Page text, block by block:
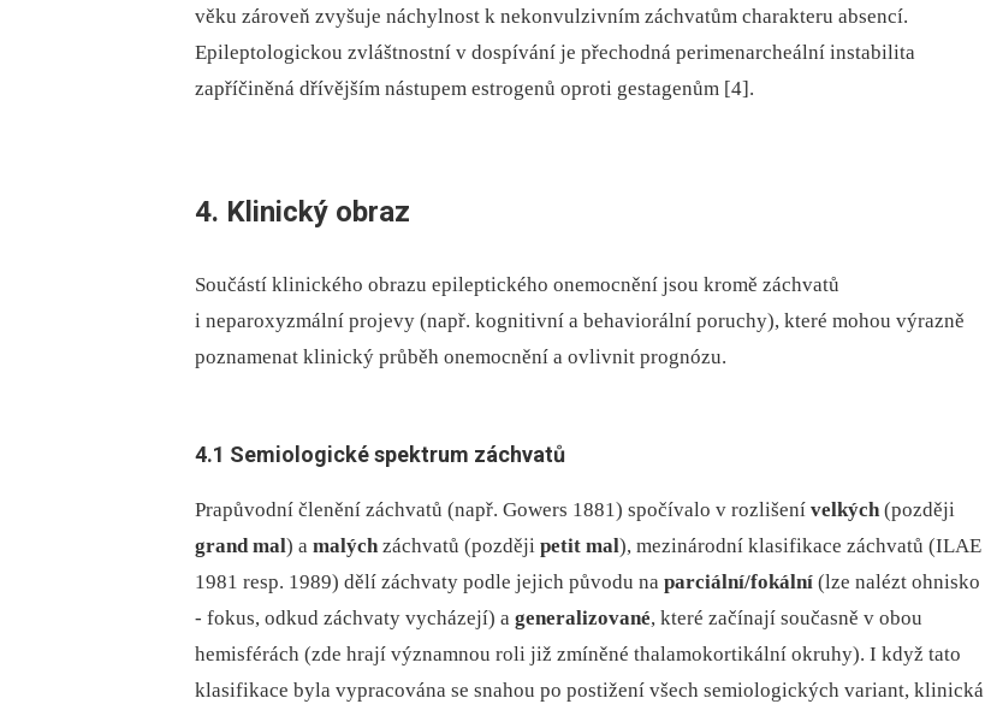
věku zároveň zvyšuje náchylnost k nekonvulzivním záchvatům charakteru absencí.
Epileptologickou zvláštnostní v dospívání je přechodná perimenarcheální instabilita
zapříčiněná dřívějším nástupem estrogenů oproti gestagenům [4].
4. Klinický obraz
Součástí klinického obrazu epileptického onemocnění jsou kromě záchvatů
i neparoxyzmální projevy (např. kognitivní a behaviorální poruchy), které mohou výrazně
poznamenat klinický průběh onemocnění a ovlivnit prognózu.
4.1 Semiologické spektrum záchvatů
Prapůvodní členění záchvatů (např. Gowers 1881) spočívalo v rozlišení velkých(později
grand mal) a malýchzáchvatů (později petit mal), mezinárodní klasifikace záchvatů (ILAE
1981 resp. 1989) dělí záchvaty podle jejich původu na parciální/fokální (lze nalézt ohnisko
-⁠ fokus, odkud záchvaty vycházejí) a generalizované, které začínají současně v obou
hemisférách (zde hrají významnou roli již zmíněné thalamokortikální okruhy). I když tato
klasifikace byla vypracována se snahou po postižení všech semiologických variant, klinická